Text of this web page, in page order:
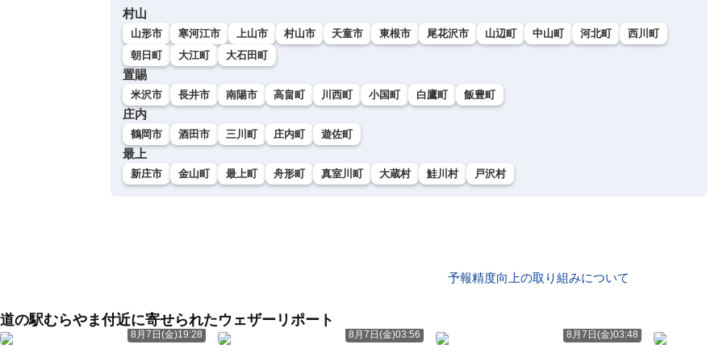
村山
山形市 寒河江市 上山市 村山市 天童市 東根市 尾花沢市 山辺町 中山町 河北町
西川町
朝日町
大江町 大石田町
置賜
米沢市 長井市 南陽市 高畠町 川西町 小国町 白鷹町 飯豊町
庄内
鶴岡市 酒田市 三川町 庄内町 遊佐町
最上
新庄市 金山町 最上町 舟形町 真室川町 大蔵村 鮭川村 戸沢村
予報精度向上の取り組みについて
道の駅むらやま付近に寄せられたウェザーリポート
8月7日(金)19:28 8月7日(金)03:56 8月7日(金)03:48